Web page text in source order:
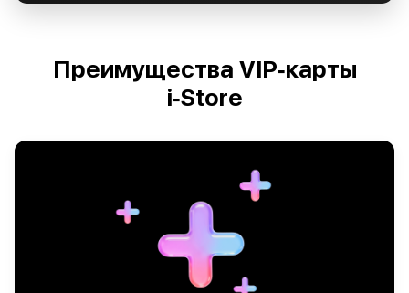
Преимущества VIP‑карты
i‑Store